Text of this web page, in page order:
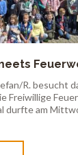
R. besucht
Freiwillige
durfte am